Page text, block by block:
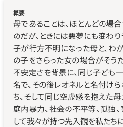
概要
母であることは、ほとんどの場
のだが、ときには悪夢にも変わ
子が行方不明になった母と、わ
の子をさらった女の場合がそう
不安定さを背景に、同じ子ど
名で、その後レオネルと名付
ち、そして同じ空虚感を抱えた
庭内暴力、社会の不平等、孤独
して我々が持つ先入観を私たち